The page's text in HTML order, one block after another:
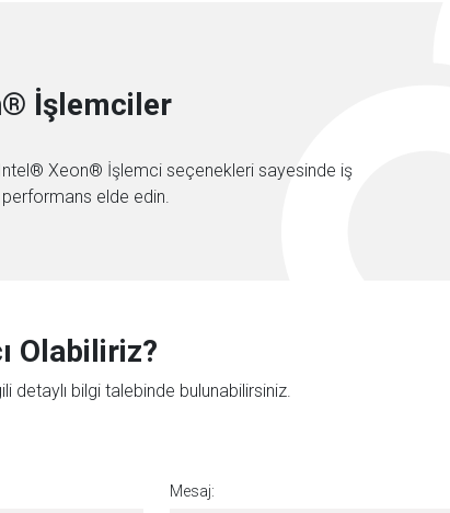
İşlemciler
Xeon® İşlemci seçenekleri sayesinde iş
performans elde edin.
Olabiliriz?
detaylı bilgi talebinde bulunabilirsiniz.
Mesaj: